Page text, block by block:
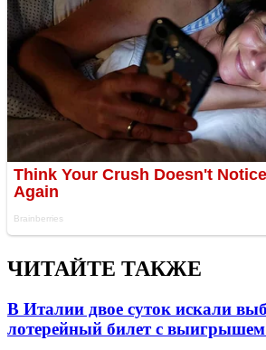
ЧИТАЙТЕ ТАКЖЕ
В Италии двое суток искали
лотерейный билет с выигрышем